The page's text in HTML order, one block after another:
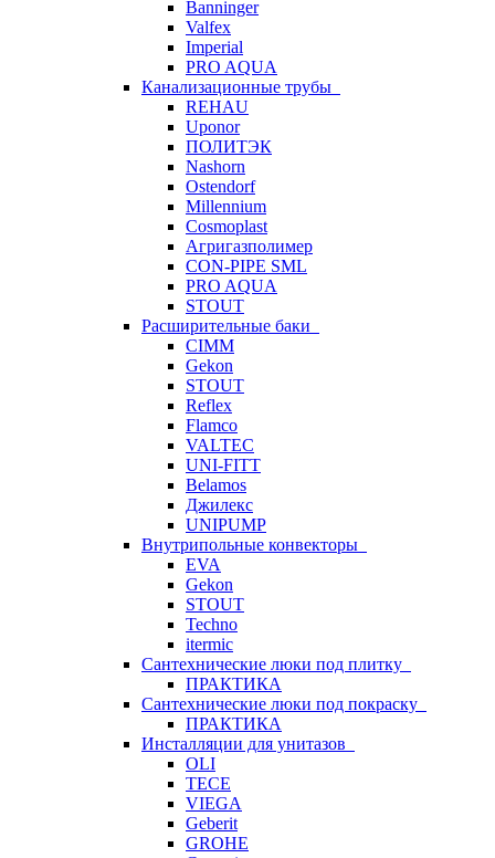
Banninger
Valfex
Imperial
PRO AQUA
Канализационные трубы
REHAU
Uponor
ПОЛИТЭК
Nashorn
Ostendorf
Millennium
Cosmoplast
Агригазполимер
CON-PIPE SML
PRO AQUA
STOUT
Расширительные баки
CIMM
Gekon
STOUT
Reflex
Flamco
VALTEC
UNI-FITT
Belamos
Джилекс
UNIPUMP
Внутрипольные конвекторы
EVA
Gekon
STOUT
Techno
itermic
Сантехнические люки под плитку
ПРАКТИКА
Сантехнические люки под покраску
ПРАКТИКА
Инсталляции для унитазов
OLI
TECE
VIEGA
Geberit
GROHE